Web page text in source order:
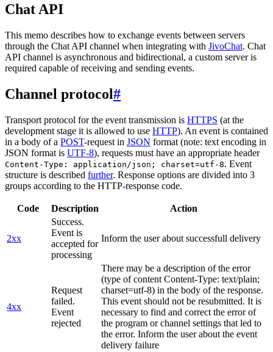
Chat API
This memo describes how to exchange events between servers
through the Chat API channel when integrating with JivoChat. Chat
API channel is asynchronous and bidirectional, a custom server is
required capable of receiving and sending events.
Channel protocol#
Transport protocol for the event transmission is HTTPS (at the
development stage it is allowed to use HTTP). An event is contained
in a body of a POST-request in JSON format (note: text encoding in
JSON format is UTF-8), requests must have an appropriate header
Content-Type: application/json; charset=utf-8. Event
structure is described further. Response options are divided into 3
groups according to the HTTP-response code.
Code Description Action
2xx
Success.
Event is
accepted for
processing
Inform the user about successfull delivery
4xx
Request
failed.
Event
rejected
There may be a description of the error
(type of content Content-Type: text/plain;
charset=utf-8) in the body of the response.
This event should not be resubmitted. It is
necessary to find and correct the error of
the program or channel settings that led to
the error. Inform the user about the event
delivery failure